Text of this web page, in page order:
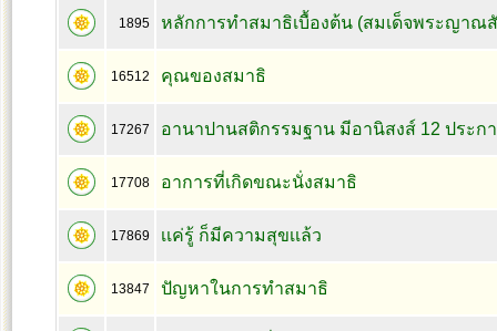
1895 หลักการทำสมาธิเบื้องต้น (สมเด็จพระญาณสั
16512 คุณของสมาธิ
17267 อานาปานสติกรรมฐาน มีอานิสงส์ 12 ประก
17708 อาการที่เกิดขณะนั่งสมาธิ
17869 เเค่รู้ ก็มีความสุขเเล้ว
13847 ปัญหาในการทำสมาธิ